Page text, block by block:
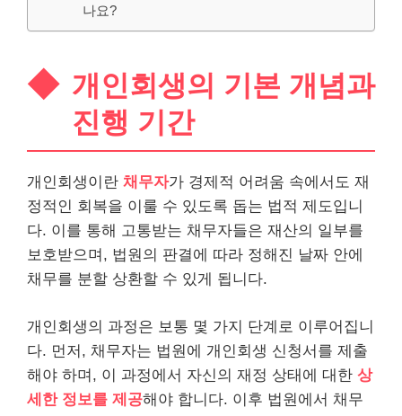
나요?
개인회생의 기본 개념과
진행 기간
개인회생이란 채무자가 경제적 어려움 속에서도 재
정적인 회복을 이룰 수 있도록 돕는 법적 제도입니
다. 이를 통해 고통받는 채무자들은 재산의 일부를
보호받으며, 법원의 판결에 따라 정해진 날짜 안에
채무를 분할 상환할 수 있게 됩니다.
개인회생의 과정은 보통 몇 가지 단계로 이루어집니
다. 먼저, 채무자는 법원에 개인회생 신청서를 제출
해야 하며, 이 과정에서 자신의 재정 상태에 대한 상
세한 정보를 제공해야 합니다. 이후 법원에서 채무